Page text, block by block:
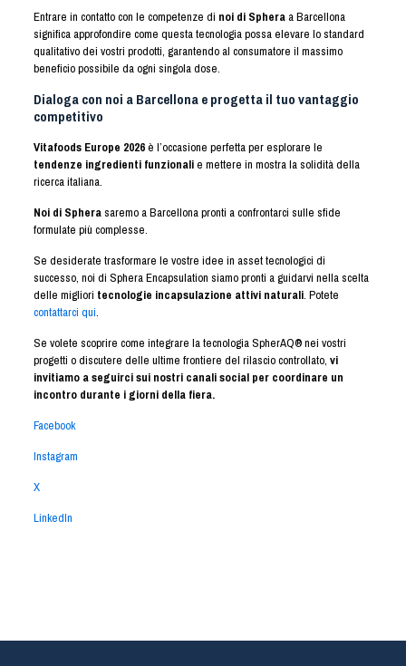
Entrare in contatto con le competenze di noi di Spheraa Barcellona
significa approfondire come questa tecnologia possa elevare lo standard
qualitativo dei vostri prodotti, garantendo al consumatore il massimo
beneficio possibile da ogni singola dose.
Dialoga con noi a Barcellona e progetta il tuo vantaggio
competitivo
Vitafoods Europe 2026è l’occasione perfetta per esplorare le
tendenze ingredienti funzionalie mettere in mostra la solidità della
ricerca italiana.
Noi di Spherasaremo a Barcellona pronti a confrontarci sulle sfide
formulate più complesse.
Se desiderate trasformare le vostre idee in asset tecnologici di
successo, noi di Sphera Encapsulation siamo pronti a guidarvi nella scelta
delle migliori tecnologie incapsulazione attivi naturali. Potete
contattarci qui.
Se volete scoprire come integrare la tecnologia SpherAQ® nei vostri
progetti o discutere delle ultime frontiere del rilascio controllato, vi
invitiamo a seguirci sui nostri canali social per coordinare un
incontro durante i giorni della fiera.
Facebook
Instagram
X
LinkedIn